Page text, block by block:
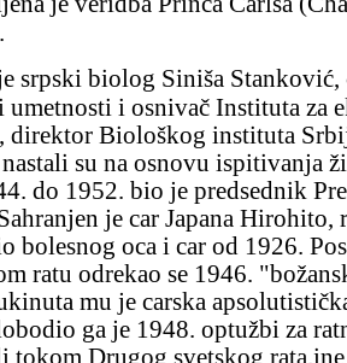
umetnosti i osnivač Instituta
direktor Biološkog instituta
su na osnovu ispitivanja
do 1952. bio je predsednik
je car Japana Hirohito,
bolesnog oca i car od 1926.
ratu odrekao se 1946.
mu je carska
ga je 1948. optužbi za
tokom Drugog svetskog